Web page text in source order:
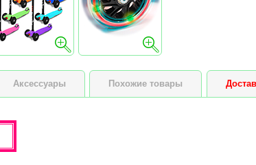
Аксессуары Похожие товары